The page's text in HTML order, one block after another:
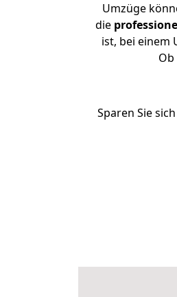
Umzüge
die
ist, bei einem
Sparen Sie